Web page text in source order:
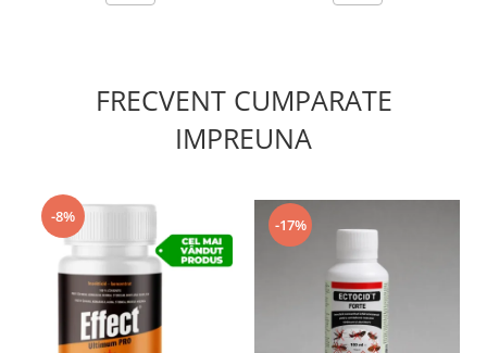
FRECVENT CUMPARATE
IMPREUNA
-8% -17%